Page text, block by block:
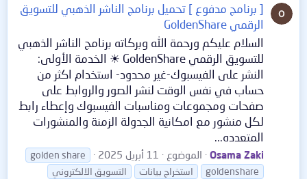
[ برنامج مدفوع ] تحميل برنامج الناشر الذهبي للتسويق
الرقمي GoldenShare
السلام عليكم ورحمة الله وبركاته برنامج الناشر الذهبي
للتسويق الرقمي GoldenShare ☀ الخدمة الأولى:
النشر على الفيسبوك-غير محدود- استخدام اكثر من
حساب في نفس الوقت لنشر الصور والروابط على
صفحات ومجموعات ومناسبات الفيسبوك وإعطاء رابط
لكل منشور مع امكانية الجدولة الزمنة والمنشورات
المتعدده...
Osama Zaki الموضوع 11 أبريل 2025
golden share
goldenshare
استخراج بيانات
التسويق الالكتروني